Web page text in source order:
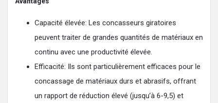
Capacité élevée: Les concasseurs giratoires
peuvent traiter de grandes quantités de matériaux en
continu avec une productivité élevée.
Efficacité: Ils sont particulièrement efficaces pour le
concassage de matériaux durs et abrasifs, offrant
un rapport de réduction élevé (jusqu’à 6-9,5) et